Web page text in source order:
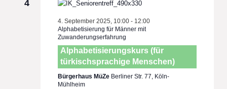
4
4. September 2025, 10:00 - 12:00
Alphabetisierung für Männer mit
Zuwanderungserfahrung
Alphabetisierungskurs (für
türkischsprachige Menschen)
Bürgerhaus MüZe Berliner Str. 77, Köln-
Mühlheim